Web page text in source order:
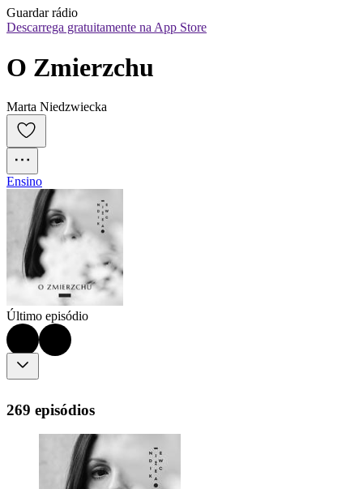
Guardar rádio
Descarrega gratuitamente na App Store
O Zmierzchu
Marta Niedzwiecka
Ensino
Último episódio
269 episódios